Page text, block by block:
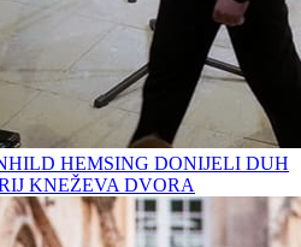
HEMSING DONIJELI DUH
KNEŽEVA DVORA